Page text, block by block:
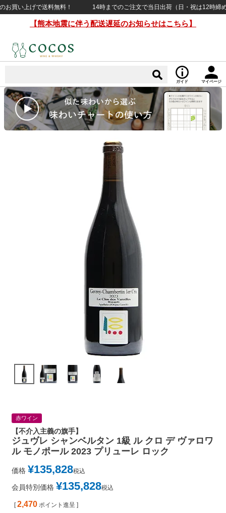
い上げで送料無料！ 14時までのご注文で当日出荷（日・祝は12時締め
【熊本地震に伴う配送遅延のお知らせはこちら】
ガイド マイページ
赤ワイン
【不介入主義の旗手】
ジュヴレ シャンベルタン 1級 ル クロ デ ヴァロワ
ル モノポール 2023 プリューレ ロック
価格 ¥135,828税込
会員特別価格 ¥135,828税込
[ 2,470 ポイント進呈 ]